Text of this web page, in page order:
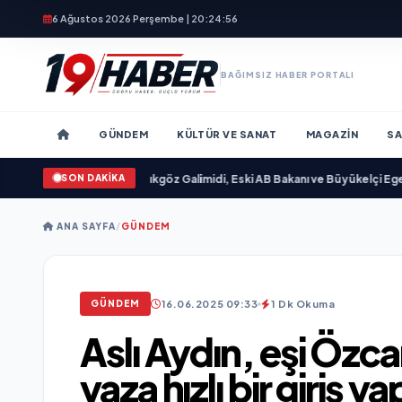
6 Ağustos 2026 Perşembe | 20:24:57
BAĞIMSIZ HABER PORTALI
GÜNDEM KÜLTÜR VE SANAT MAGAZIN
SON DAKİKA
Ali Emre Açıkgöz Galimidi, Eski AB Bakanı ve Büyükelçi Egemen
ANA SAYFA/GÜNDEM
GÜNDEM 16.06.2025 09:33 1 Dk Okuma
Aslı Aydın, eşi
yaza hızlı bir giriş